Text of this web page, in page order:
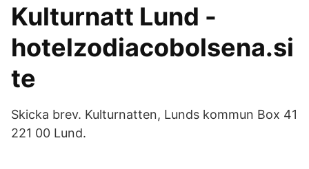
Kulturnatt Lund -
hotelzodiacobolsena.si
te
Skicka brev. Kulturnatten, Lunds kommun Box 41
221 00 Lund.